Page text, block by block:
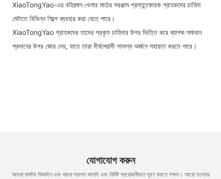
XiaoTongYao-এর বহিরঙ্গন খেলার মাঠের সরঞ্জাম প্রস্তুতকারক গ্রাহকদের চাহিদা
মেটাতে বিভিন্ন শিল্পে ব্যবহার করা যেতে পারে।
XiaoTongYao গ্রাহকদের তাদের প্রকৃত চাহিদার উপর ভিত্তি করে ব্যাপক সমাধান
প্রদানের উপর জোর দেয়, যাতে তারা দীর্ঘমেয়াদী সাফল্য অর্জনে সহায়তা করতে পারে।
যোগাযোগ করুন
আমরা কাস্টম ডিজাইন এবং ধারনা স্বাগত জানাই এবং নির্দিষ্ট প্রয়োজনীয়তা পূরণ করতে সক্ষম। আরো তথ্যের